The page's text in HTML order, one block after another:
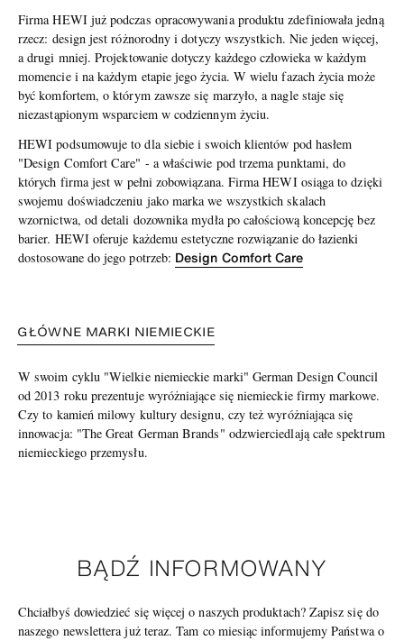
Firma HEWI już podczas opracowywania produktu zdefiniowała jedną
rzecz: design jest różnorodny i dotyczy wszystkich. Nie jeden więcej,
a drugi mniej. Projektowanie dotyczy każdego człowieka w każdym
momencie i na każdym etapie jego życia. W wielu fazach życia może
być komfortem, o którym zawsze się marzyło, a nagle staje się
niezastąpionym wsparciem w codziennym życiu.
HEWI podsumowuje to dla siebie i swoich klientów pod hasłem
"Design Comfort Care" - a właściwie pod trzema punktami, do
których firma jest w pełni zobowiązana. Firma HEWI osiąga to dzięki
swojemu doświadczeniu jako marka we wszystkich skalach
wzornictwa, od detali dozownika mydła po całościową koncepcję bez
barier. HEWI oferuje każdemu estetyczne rozwiązanie do łazienki
dostosowane do jego potrzeb: Design Comfort Care
GŁÓWNE MARKI NIEMIECKIE
W swoim cyklu "Wielkie niemieckie marki" German Design Council
od 2013 roku prezentuje wyróżniające się niemieckie firmy markowe.
Czy to kamień milowy kultury designu, czy też wyróżniająca się
innowacja: "The Great German Brands" odzwierciedlają całe spektrum
niemieckiego przemysłu.
BĄDŹ INFORMOWANY
Chciałbyś dowiedzieć się więcej o naszych produktach? Zapisz się do
naszego newslettera już teraz. Tam co miesiąc informujemy Państwa o